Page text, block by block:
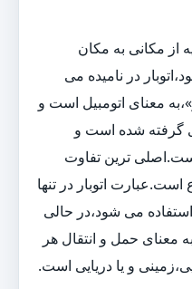
از مکانی به مکان
در نامیده می
معنای اتومبیل است و
گرفته شده است و
ترین تفاوت
اتوبار در تنها
می شود،در حالی
معنای حمل و انتقال هر
و یا دریایی است.